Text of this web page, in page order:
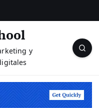
y